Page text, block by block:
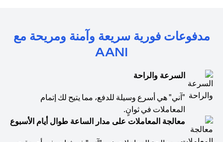
مدفوعات فورية سريعة وآمنة ومريحة مع
AANI
السرعة والراحة
"آني" هي أسرع وسيلة للدفع، مما يتيح لك إتمام
المعاملات في ثوانٍ.
معالجة المعاملات على مدار الساعة طوال أيام الأسبوع